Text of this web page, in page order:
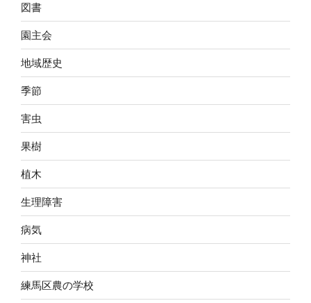
図書
園主会
地域歴史
季節
害虫
果樹
植木
生理障害
病気
神社
練馬区農の学校